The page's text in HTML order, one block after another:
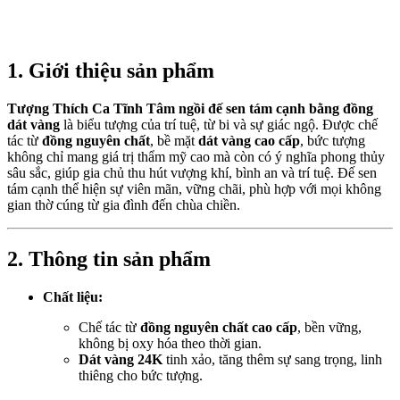
1. Giới thiệu sản phẩm
Tượng Thích Ca Tĩnh Tâm ngồi đế sen tám cạnh bằng đồng
dát vàng là biểu tượng của trí tuệ, từ bi và sự giác ngộ. Được chế
tác từ đồng nguyên chất, bề mặt dát vàng cao cấp, bức tượng
không chỉ mang giá trị thẩm mỹ cao mà còn có ý nghĩa phong thủy
sâu sắc, giúp gia chủ thu hút vượng khí, bình an và trí tuệ. Đế sen
tám cạnh thể hiện sự viên mãn, vững chãi, phù hợp với mọi không
gian thờ cúng từ gia đình đến chùa chiền.
2. Thông tin sản phẩm
Chất liệu:
Chế tác từ đồng nguyên chất cao cấp, bền vững,
không bị oxy hóa theo thời gian.
Dát vàng 24K tinh xảo, tăng thêm sự sang trọng, linh
thiêng cho bức tượng.